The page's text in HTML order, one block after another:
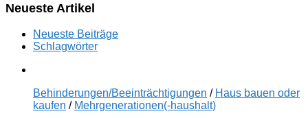
Neueste Artikel
Neueste Beiträge
Schlagwörter
Behinderungen/Beeinträchtigungen / Haus bauen oder
kaufen / Mehrgenerationen(-haushalt)